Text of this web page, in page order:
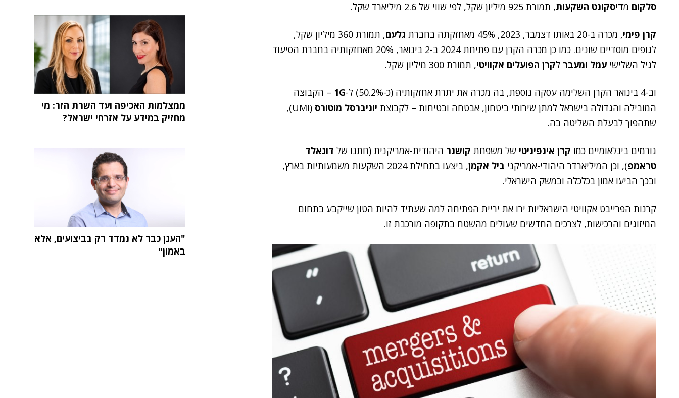
סלקום מדיסקונט השקעות, תמורת 925 מיליון שקל, לפי שווי של 2.6 מיליארד שקל.
קרן פימי, מכרה ב-20 באותו דצמבר, 2023, 45% מאחזקתה בחברת גלעם
, תמורת 360 מיליון שקל,
לגופים מוסדיים שונים.
כמו כן מכרה הקרן עם פתיחת 2024 ב-2 בינואר, 20% מאחזקותיה בחברת הסיעוד
לגיל השלישי עמל ומעבר לקרן הפועלים אקוויטי, תמורת 300 מיליון שקל.
וב-4 בינואר הקרן השלימה עסקה נוספת, בה מכרה את יתרת אחזקותיה (כ-50.2%) ל- 1G – הקבוצה
המובילה והגדולה בישראל למתן שירותי ביטחון, אבטחה ובטיחות – לקבוצת יוניברסל מוטורס
(UMI),
שתהפוך לבעלת השליטה בה.
גורמים בינלאומיים כמו קרן אינפיניטי של משפחת קושנר היהודית-אמריקנית (חתנו של דונאלד
טראמפ), וכן המיליארדר היהודי-אמריקני ביל אקמן
, ביצעו בתחילת 2024 השקעות משמעותיות בארץ,
ובכך הביעו אמון בכלכלה ובמשק הישראלי.
קרנות הפרייבט אקוויטי הישראליות ירו את יריית הפתיחה למה שעתיד להיות הטון שייקבע בתחום
המיזוגים והרכישות, לצרכים החדשים שעולים מהשטח בתקופה מורכבת זו.
ממצלמות האכיפה ועד השרת הזר: מי
מחזיק במידע על אזרחי ישראל?
"הענן כבר לא נמדד רק בביצועים, אלא
באמון"